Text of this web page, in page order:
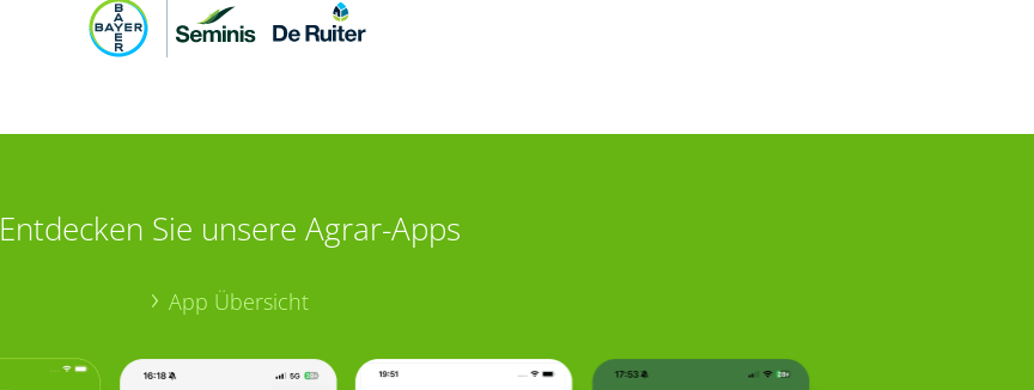
Entdecken Sie unsere Agrar-Apps
App Übersicht